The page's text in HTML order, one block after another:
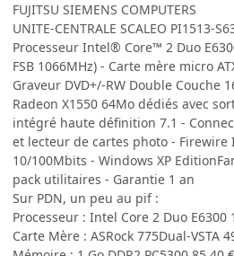
FUJITSU SIEMENS COMPUTERS
UNITE-CENTRALE SCALEO PI1513-
Processeur Intel® Core™ 2 Duo
FSB 1066MHz) - Carte mère micro
Graveur DVD+/-RW Double Couche
Radeon X1550 64Mo dédiés avec
intégré haute définition 7.1 -
et lecteur de cartes photo - Firewire
10/100Mbits - Windows XP
pack utilitaires - Garantie 1 an
Sur PDN, un peu au pif :
Processeur : Intel Core 2 Duo E6300
Carte Mère : ASRock 775Dual-VSTA